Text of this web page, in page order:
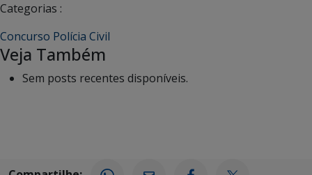
Categorias :
Concurso Polícia Civil
Veja Também
Sem posts recentes disponíveis.